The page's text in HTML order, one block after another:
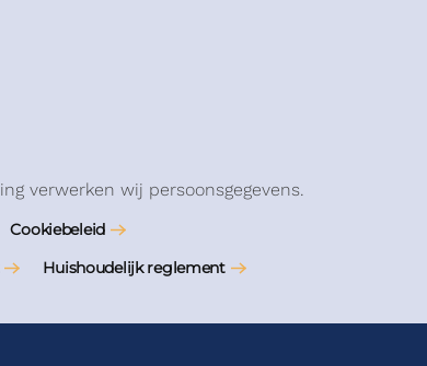
verwerken wij persoonsgegevens.
Cookiebeleid
Huishoudelijk reglement